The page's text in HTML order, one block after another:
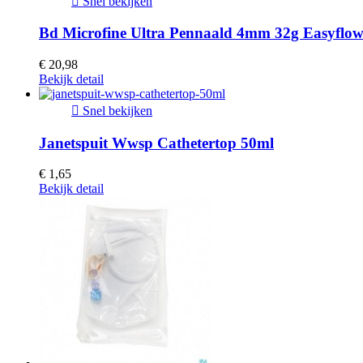
Bd Microfine Ultra Pennaald 4mm 32g
€ 20,98
Bekijk detail
 Snel bekijken
Janetspuit Wwsp Cathetertop 50ml
€ 1,65
Bekijk detail